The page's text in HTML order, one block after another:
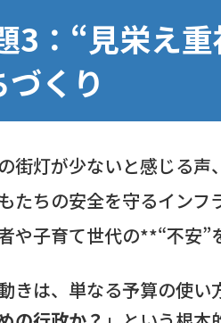
題3：“見栄え
づくり
街灯が少ないと感じる声
たちの安全を守るインフ
や子育て世代の**“不安
きは、単なる予算の使い